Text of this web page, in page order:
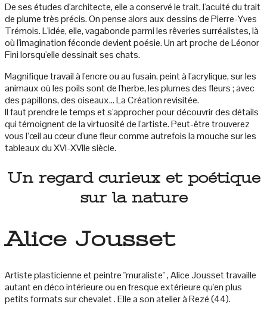
De ses études d'architecte, elle a conservé le trait, l'acuité du trait
de plume très précis. On pense alors aux dessins de Pierre-Yves
Trémois. L'idée, elle, vagabonde parmi les rêveries surréalistes, là
où l'imagination féconde devient poésie. Un art proche de Léonor
Fini lorsqu'elle dessinait ses chats.
Magnifique travail à l'encre ou au fusain, peint à l'acrylique, sur les
animaux où les poils sont de l'herbe, les plumes des fleurs ; avec
des papillons, des oiseaux... La Création revisitée.
Il faut prendre le temps et s'approcher pour découvrir des détails
qui témoignent de la virtuosité de l'artiste. Peut-être trouverez
vous l’œil au cœur d'une fleur comme autrefois la mouche sur les
tableaux du XVI-XVIIe siècle.
Un regard curieux et poétique
sur la nature
Alice Jousset
Artiste plasticienne et peintre "muraliste" , Alice Jousset travaille
autant en déco intérieure ou en fresque extérieure qu'en plus
petits formats sur chevalet . Elle a son atelier à Rezé (44).